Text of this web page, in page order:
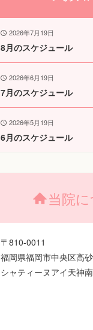
2026年7月19日
8月のスケジュール
2026年6月19日
7月のスケジュール
2026年5月19日
6月のスケジュール
当院
〒810-0011
福岡県福岡市中央区高
シャティーヌアイ天神